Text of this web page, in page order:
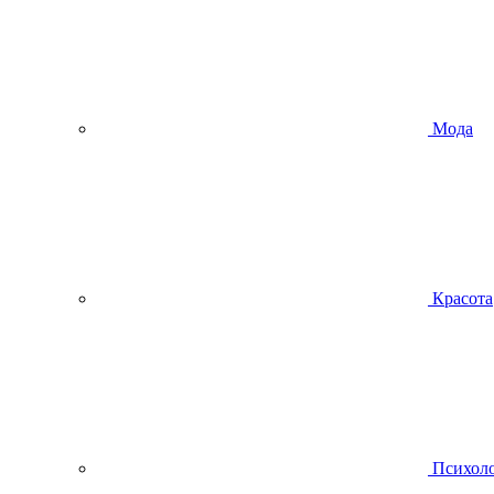
Мода
Красота